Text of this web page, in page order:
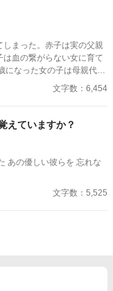
まった。赤子は実の父親
血の繋がらない女に育て
になった女の子は母親代わ
女の子の実の父親のもと
ろうか。
文字数：6,454
えていますか？
文字数：5,525